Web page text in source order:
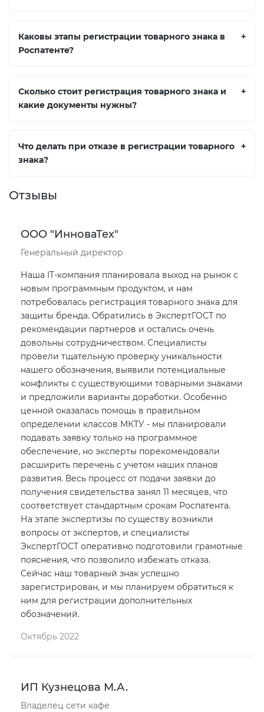
Каковы этапы регистрации товарного знака в
Роспатенте?
+
Сколько стоит регистрация товарного знака и
какие документы нужны?
+
Что делать при отказе в регистрации товарного
знака?
+
Отзывы
ООО "ИнноваТех"
Генеральный директор
Наша IT-компания планировала выход на рынок с
новым программным продуктом, и нам
потребовалась регистрация товарного знака для
защиты бренда. Обратились в ЭкспертГОСТ по
рекомендации партнеров и остались очень
довольны сотрудничеством. Специалисты
провели тщательную проверку уникальности
нашего обозначения, выявили потенциальные
конфликты с существующими товарными знаками
и предложили варианты доработки. Особенно
ценной оказалась помощь в правильном
определении классов МКТУ - мы планировали
подавать заявку только на программное
обеспечение, но эксперты порекомендовали
расширить перечень с учетом наших планов
развития. Весь процесс от подачи заявки до
получения свидетельства занял 11 месяцев, что
соответствует стандартным срокам Роспатента.
На этапе экспертизы по существу возникли
вопросы от экспертов, и специалисты
ЭкспертГОСТ оперативно подготовили грамотные
пояснения, что позволило избежать отказа.
Сейчас наш товарный знак успешно
зарегистрирован, и мы планируем обратиться к
ним для регистрации дополнительных
обозначений.
Октябрь 2022
ИП Кузнецова М.А.
Владелец сети кафе